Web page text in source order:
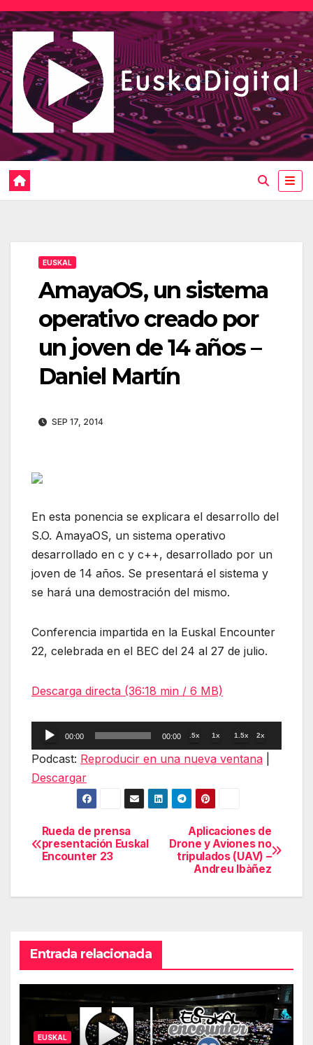
Saltar
al
contenido
EUSKAL
AmayaOS, un sistema
operativo creado por
un joven de 14 años –
Daniel Martí­n
SEP 17, 2014
En esta ponencia se explicara el desarrollo del
S.O. AmayaOS, un sistema operativo
desarrollado en c y c++, desarrollado por un
joven de 14 años. Se presentará el sistema y
se hará una demostración del mismo.
Conferencia impartida en la Euskal Encounter
22, celebrada en el BEC del 24 al 27 de julio.
Descarga directa (36:18 min / 6 MB)
Reproductor
de
00:00 00:00 .5x 1x 1.5x 2x
Podcast: Reproducir en una nueva ventana
Descargar
Navegación
de
entradas
Aplicaciones de
Drone y Aviones no
tripulados (UAV) –
Andreu Ibàñez
Rueda de prensa
presentación Euskal
Encounter 23
Entrada relacionada
EUSKAL